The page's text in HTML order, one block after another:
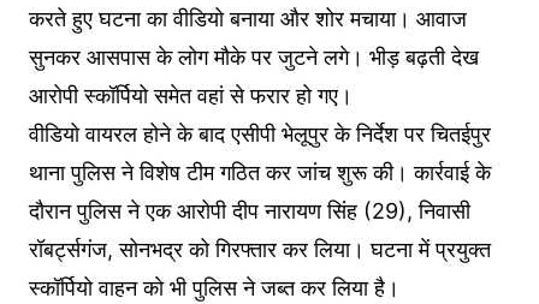
करते हुए घटना का वीडियो बनाया और शोर मचाया। आवाज
सुनकर आसपास के लोग मौके पर जुटने लगे। भीड़ बढ़ती देख
आरोपी स्कॉर्पियो समेत वहां से फरार हो गए।
वीडियो वायरल होने के बाद एसीपी भेलूपुर के निर्देश पर चितईपुर
थाना पुलिस ने विशेष टीम गठित कर जांच शुरू की। कार्रवाई के
दौरान पुलिस ने एक आरोपी दीप नारायण सिंह (29), निवासी
रॉबर्ट्सगंज, सोनभद्र को गिरफ्तार कर लिया। घटना में प्रयुक्त
स्कॉर्पियो वाहन को भी पुलिस ने जब्त कर लिया है।